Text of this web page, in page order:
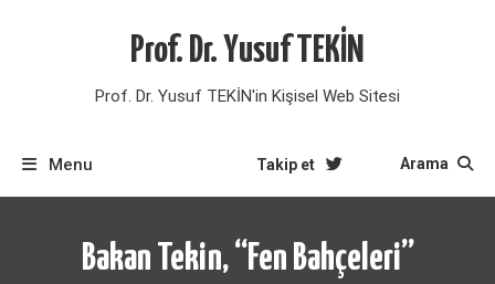
Prof. Dr. Yusuf TEKİN
Prof. Dr. Yusuf TEKİN'in Kişisel Web Sitesi
Menu Takip et Arama
Bakan Tekin, “Fen Bahçeleri”